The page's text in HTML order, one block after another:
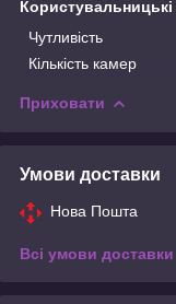
Чутливість
Кількість камер
Приховати
Умови доставки
Нова Пошта
Всі умови доставки